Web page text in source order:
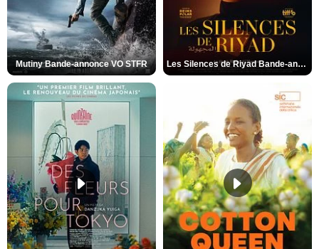
Mutiny Bande-annonce VO STFR Les Silences de Riyad Bande-annonce VO STFR